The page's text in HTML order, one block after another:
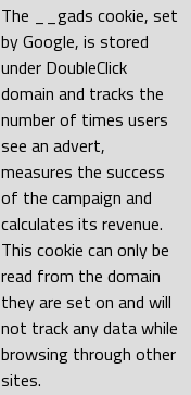
The __gads cookie, set
by Google, is stored
under DoubleClick
domain and tracks the
number of times users
see an advert,
measures the success
of the campaign and
calculates its revenue.
This cookie can only be
read from the domain
they are set on and will
not track any data while
browsing through other
sites.